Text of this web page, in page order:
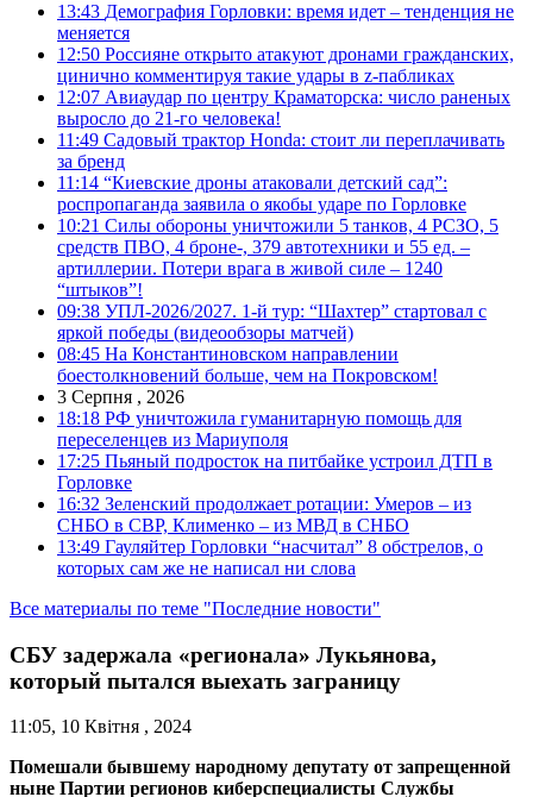
13:43 Демография Горловки: время идет – тенденция не
меняется
12:50 Россияне открыто атакуют дронами гражданских,
цинично комментируя такие удары в z-пабликах
12:07 Авиаудар по центру Краматорска: число раненых
выросло до 21-го человека!
11:49 Садовый трактор Honda: стоит ли переплачивать
за бренд
11:14 “Киевские дроны атаковали детский сад”:
роспропаганда заявила о якобы ударе по Горловке
10:21 Силы обороны уничтожили 5 танков, 4 РСЗО, 5
средств ПВО, 4 броне-, 379 автотехники и 55 ед. –
артиллерии. Потери врага в живой силе – 1240
“штыков”!
09:38 УПЛ-2026/2027. 1-й тур: “Шахтер” стартовал с
яркой победы (видеообзоры матчей)
08:45 На Константиновском направлении
боестолкновений больше, чем на Покровском!
3 Серпня , 2026
18:18 РФ уничтожила гуманитарную помощь для
переселенцев из Мариуполя
17:25 Пьяный подросток на питбайке устроил ДТП в
Горловке
16:32 Зеленский продолжает ротации: Умеров – из
СНБО в СВР, Клименко – из МВД в СНБО
13:49 Гауляйтер Горловки “насчитал” 8 обстрелов, о
которых сам же не написал ни слова
Все материалы по теме "Последние новости"
СБУ задержала «регионала» Лукьянова,
который пытался выехать заграницу
11:05, 10 Квітня , 2024
Помешали бывшему народному депутату от запрещенной
ныне Партии регионов киберспециалисты Службы